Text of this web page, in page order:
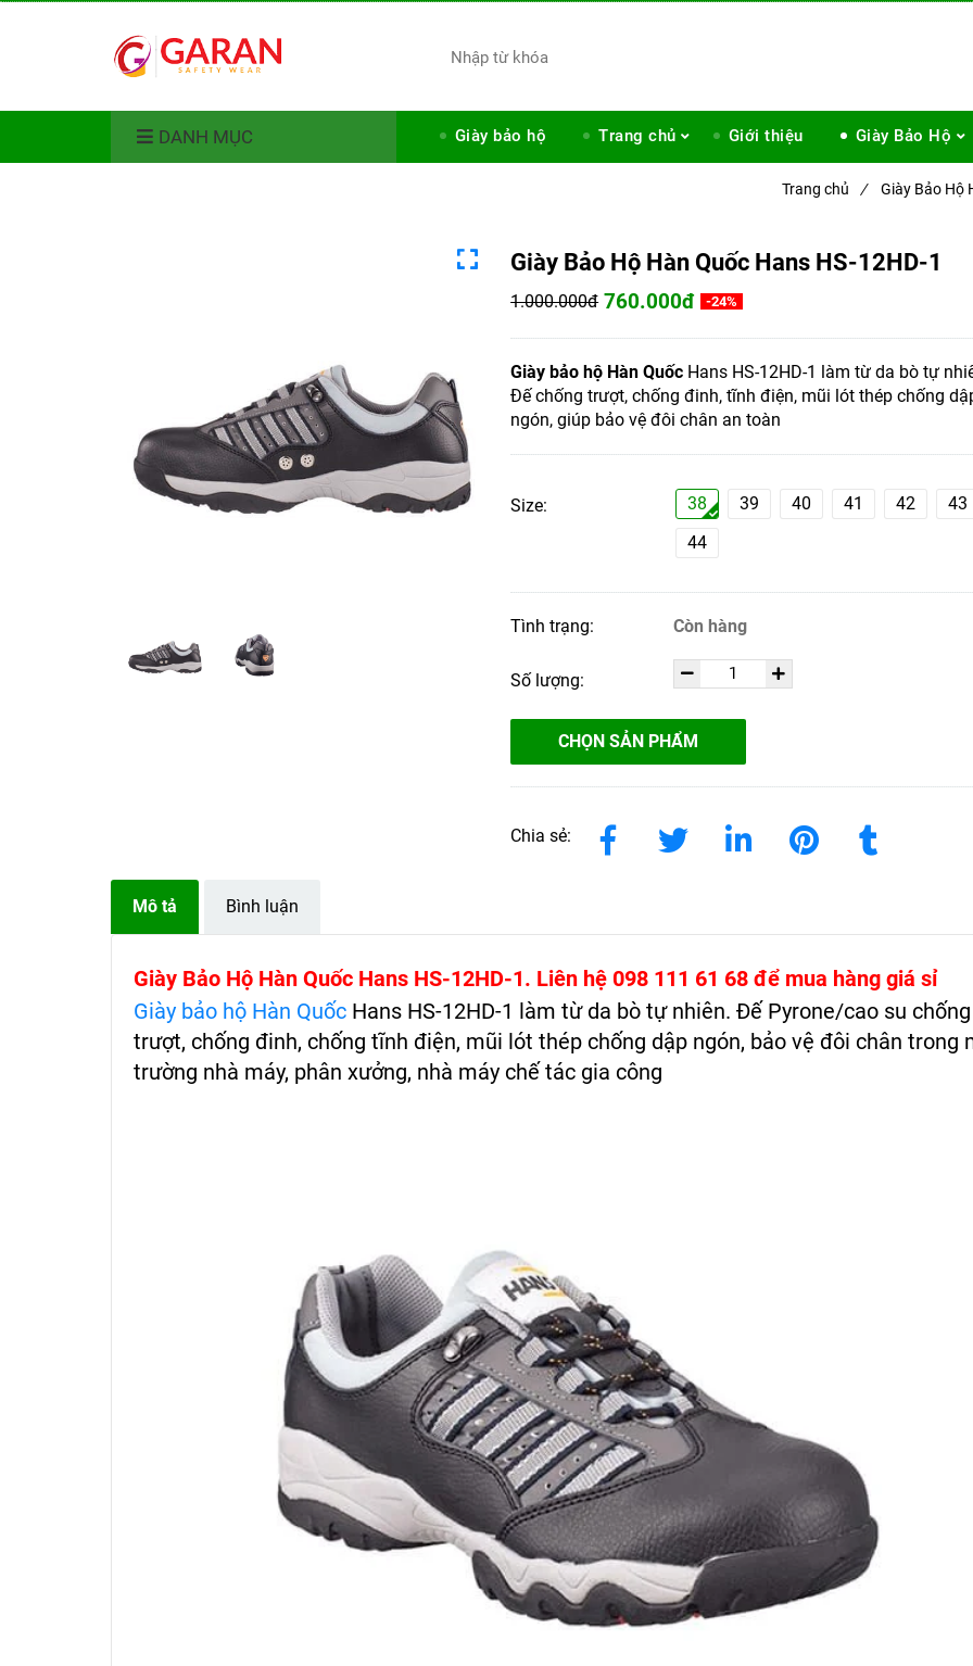
DANH MỤC Giày bảo hộ Trang chủ Giới thiệu Giày Bảo Hộ
Trang chủ / Giày Bảo Hộ
Giày Bảo Hộ Hàn Quốc Hans HS-12HD-1
1.000.000đ 760.000đ -24%
Giày bảo hộ Hàn Quốc Hans HS-12HD-1 làm từ da bò tự
Đế chống trượt, chống đinh, tĩnh điện, mũi lót thép chống
ngón, giúp bảo vệ đôi chân an toàn
Size: 38 39 40 41 42
43
44
Tình trạng: Còn hàng
Số lượng:
CHỌN SẢN PHẨM
Chia sẻ:
Mô tả Bình luận
Giày Bảo Hộ Hàn Quốc Hans HS-12HD-1. Liên hệ 098 111 61 68 để mua hàng giá sỉ
Giày bảo hộ Hàn Quốc Hans HS-12HD-1 làm từ da bò tự nhiên. Đế Pyrone/cao su chống
trượt, chống đinh, chống tĩnh điện, mũi lót thép chống dập ngón, bảo vệ đôi chân trong
trường nhà máy, phân xưởng, nhà máy chế tác gia công